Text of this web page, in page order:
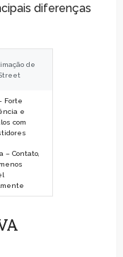
diferenças
de
Forte
e
com
– Contato,